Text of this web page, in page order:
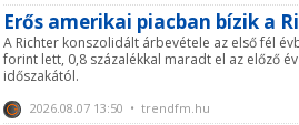
Erős amerikai piacban bízik a
A Richter konszolidált árbevétele az első fél
forint lett, 0,8 százalékkal maradt el az előző
időszakától.
2026.08.07 13:50 • trendfm.hu